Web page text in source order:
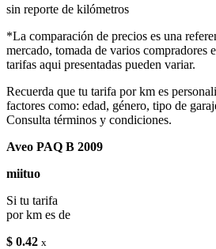
sin reporte de kilómetros
*La comparación de precios es una
mercado, tomada de varios compradores
tarifas aqui presentadas pueden variar.
Recuerda que tu tarifa por km es
factores como: edad, género, tipo de
Consulta términos y condiciones.
Aveo PAQ B 2009
miituo
Si tu tarifa
por km es de
$ 0.42 x